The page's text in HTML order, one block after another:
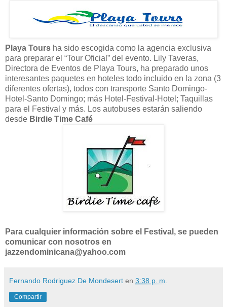
Playa Tours ha sido escogida como la agencia exclusiva
para preparar el “Tour Oficial” del evento. Lily Taveras,
Directora de Eventos de Playa Tours, ha preparado unos
interesantes paquetes en hoteles todo incluido en la zona (3
diferentes ofertas), todos con transporte Santo Domingo-
Hotel-Santo Domingo; más Hotel-Festival-Hotel; Taquillas
para el Festival y más. Los autobuses estarán saliendo
desde Birdie Time Café
Para cualquier información sobre el Festival, se pueden
comunicar con nosotros en
jazzendominicana@yahoo.com
Fernando Rodriguez De Mondesert en 3:38 p. m.
Compartir